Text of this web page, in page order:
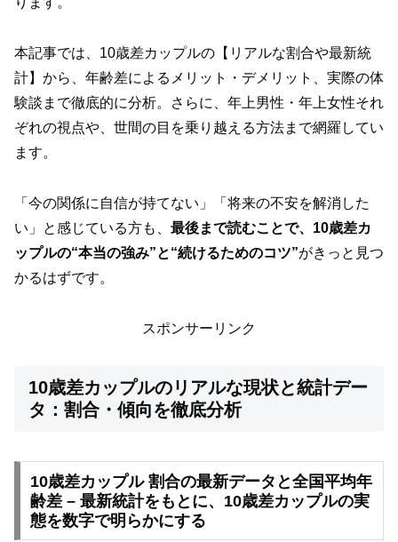
本記事では、10歳差カップルの【リアルな割合や最新統
計】から、年齢差によるメリット・デメリット、実際の体
験談まで徹底的に分析。さらに、年上男性・年上女性それ
ぞれの視点や、世間の目を乗り越える方法まで網羅してい
ます。
「今の関係に自信が持てない」「将来の不安を解消した
い」と感じている方も、 最後まで読むことで、10歳差カ
ップルの“本当の強み”と“続けるためのコツ”がきっと見つ
かるはずです。
スポンサーリンク
10歳差カップルのリアルな現状と統計デー
タ：割合・傾向を徹底分析
10歳差カップル 割合の最新データと全国平均年
齢差 – 最新統計をもとに、10歳差カップルの実
態を数字で明らかにする